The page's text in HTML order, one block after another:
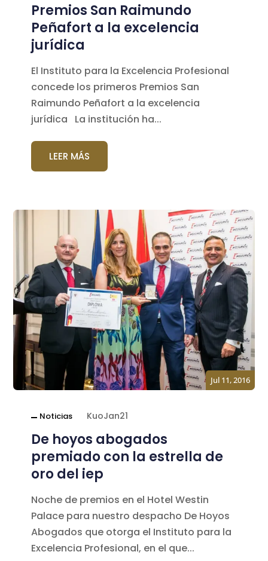
Premios San Raimundo
Peñafort a la excelencia
jurídica
El Instituto para la Excelencia Profesional
concede los primeros Premios San
Raimundo Peñafort a la excelencia
jurídica La institución ha...
LEER MÁS
Jul 11, 2016
Noticias KuoJan21
De hoyos abogados
premiado con la estrella de
oro del iep
Noche de premios en el Hotel Westin
Palace para nuestro despacho De Hoyos
Abogados que otorga el Instituto para la
Excelencia Profesional, en el que...